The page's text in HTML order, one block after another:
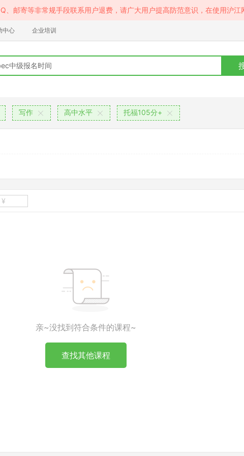
、邮寄等非常规手段联系用户退费，请广大用户提高防范意识，在使用沪江
中心 企业培训
写作 高中水平 托福105分+
亲~没找到符合条件的课程~
查找其他课程